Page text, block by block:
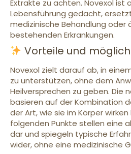
Extrakte zu achten. Novexol ist
Lebensführung gedacht,
medizinische Behandlung oder
bestehenden Erkrankungen.
Vorteile und
Novexol zielt darauf ab, in
zu unterstützen, ohne dem
Heilversprechen zu geben. Die
basieren auf der Kombination
der Art, wie sie im Körper wirken
folgenden Punkte stellen eine
dar und spiegeln typische
wider, ohne eine medizinische